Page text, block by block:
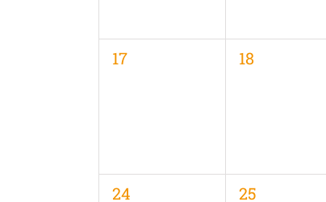
0
17
0
18
0
24
0
25